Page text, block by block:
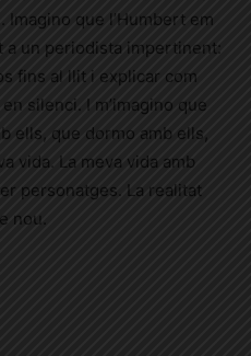
Imagino que l’Humbert em
a un periodista impertinent:
fins al llit i explicar com
silenci. I m’imagino que
ells, que dormo amb ells,
vida. La meva vida amb
personatges. La realitat
nou.